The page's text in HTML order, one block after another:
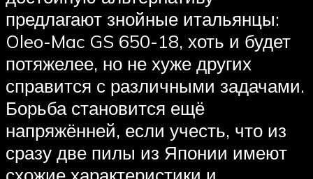
предлагают знойные итальянцы:
Oleo-Mac GS 650-18, хоть и будет
потяжелее, но не хуже других
справится с различными задачами.
Борьба становится ещё
напряжённей, если учесть, что из
сразу две пилы из Японии имеют
схожие характеристики и